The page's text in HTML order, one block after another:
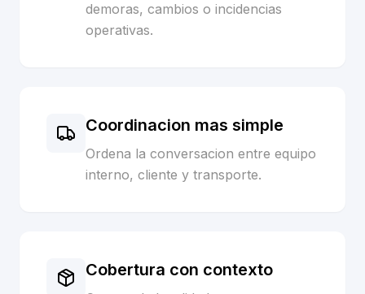
demoras, cambios o incidencias
operativas.
Coordinacion mas simple
Ordena la conversacion entre equipo
interno, cliente y transporte.
Cobertura con contexto